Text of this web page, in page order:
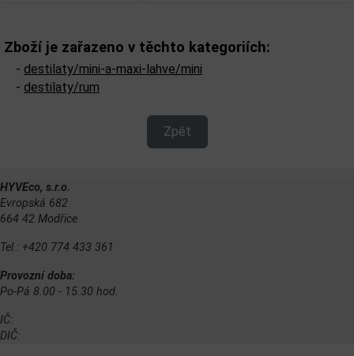
Zboží je zařazeno v těchto kategoriích:
- destilaty/mini-a-maxi-lahve/mini
- destilaty/rum
Zpět
HYVEco, s.r.o.
Evropská 682
664 42 Modřice
Tel.: +420 774 433 361
Provozní doba:
Po-Pá 8.00 - 15.30 hod.
IČ:
DIČ: